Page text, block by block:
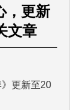
，更新
文章
更新至20